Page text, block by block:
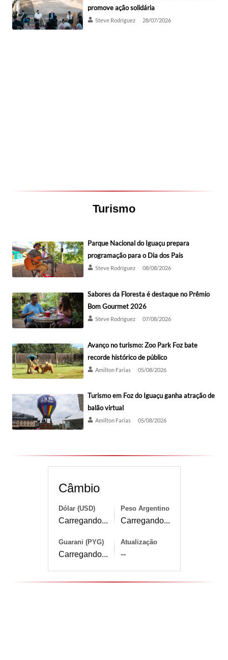
promove ação solidária
Steve Rodríguez 28/07/2026
Turismo
Parque Nacional do Iguaçu prepara
programação para o Dia dos Pais
Steve Rodríguez 08/08/2026
Sabores da Floresta é destaque no Prêmio
Bom Gourmet 2026
Steve Rodríguez 07/08/2026
Avanço no turismo: Zoo Park Foz bate
recorde histórico de público
Amilton Farias 05/08/2026
Turismo em Foz do Iguaçu ganha atração de
balão virtual
Amilton Farias 05/08/2026
Câmbio
Dólar (USD)
Carregando...
Peso Argentino
Carregando...
Guarani (PYG)
Carregando...
Atualização
--